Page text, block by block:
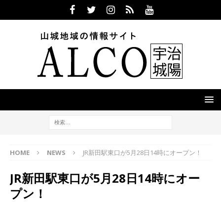
HOME NEWS JR新田駅東口が5月28日14時にオープン！
JR新田駅東口が5月28日14時にオー
プン！